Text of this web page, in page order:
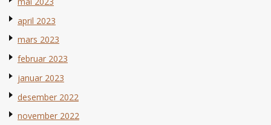
april 2023
mars 2023
februar 2023
januar 2023
desember 2022
november 2022